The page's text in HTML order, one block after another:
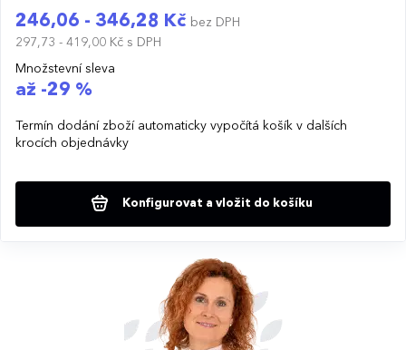
246,06 - 346,28 Kč bez DPH
297,73 - 419,00 Kč s DPH
Množstevní sleva
až -29 %
Termín dodání zboží automaticky vypočítá košík v dalších
krocích objednávky
Konfigurovat a vložit do košíku